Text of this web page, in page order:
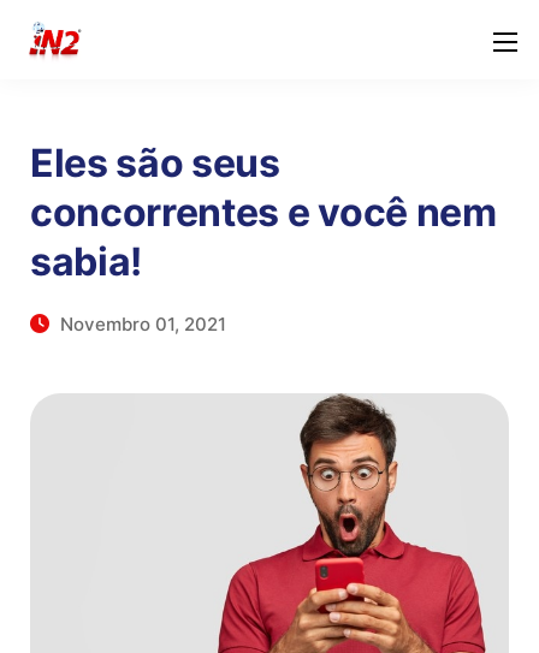
Eles são seus
concorrentes e você nem
sabia!
Novembro 01, 2021